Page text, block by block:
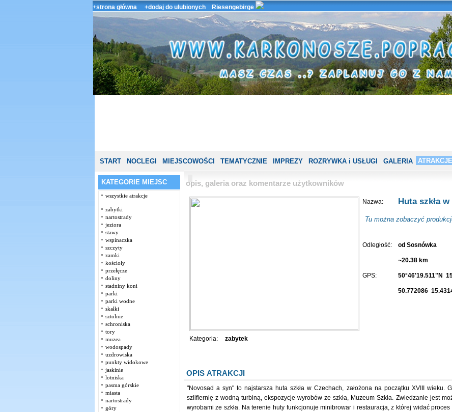
+strona główna +dodaj do ulubionych Riesengebirge
START NOCLEGI MIEJSCOWOŚCI TEMATYCZNIE IMPREZY ROZRYWKA i USŁUGI GALERIA ATRAKCJE
KATEGORIE MIEJSC
wszystkie atrakcje
zabytki
nartostrady
jeziora
stawy
wspinaczka
szczyty
zamki
kościoły
przełęcze
doliny
stadniny koni
parki
parki wodne
skałki
sztolnie
schroniska
tory
muzea
wodospady
uzdrowiska
punkty widokowe
jaskinie
lotniska
pasma górskie
miasta
nartostrady
góry
opis, galeria oraz komentarze użytkowników
Nazwa: Huta szkła
Tu można zobaczyć
Odległość: od Sosnówka
~20.38 km
GPS: 50°46'19.511"N
50.772086
Kategoria: zabytek
OPIS ATRAKCJI
"Novosad a syn" to najstarsza huta szkła w Czechach, założona na początku XVIII wieku.
szlifiernię z wodną turbiną, ekspozycje wyrobów ze szkła, Muzeum Szkła. Zwiedzanie jest
wyrobami ze szkła. Na terenie huty funkcjonuje minibrowar i restauracja, z której widać